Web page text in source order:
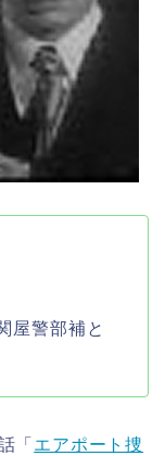
屋警部補と
「 エアポート捜